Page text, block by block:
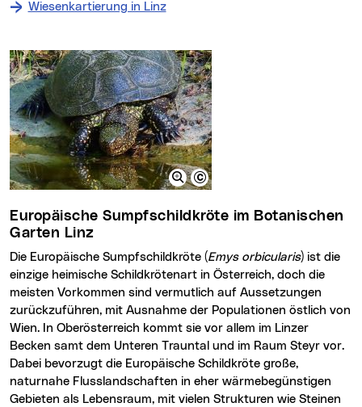
Wiesenkartierung in Linz
Europäische Sumpfschildkröte im Botanischen
Garten Linz
Die Europäische Sumpfschildkröte (Emys orbicularis) ist die
einzige heimische Schildkrötenart in Österreich, doch die
meisten Vorkommen sind vermutlich auf Aussetzungen
zurückzuführen, mit Ausnahme der Populationen östlich von
Wien. In Oberösterreich kommt sie vor allem im Linzer
Becken samt dem Unteren Trauntal und im Raum Steyr vor.
Dabei bevorzugt die Europäische Schildkröte große,
naturnahe Flusslandschaften in eher wärmebegünstigen
Gebieten als Lebensraum, mit vielen Strukturen wie Steinen